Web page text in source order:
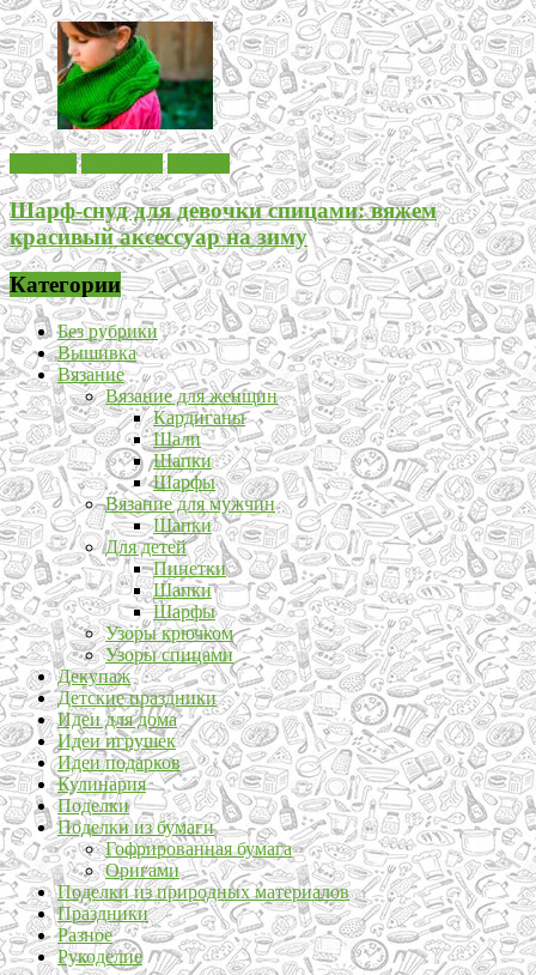
Шарф-снуд для девочки спицами: вяжем
красивый аксессуар на зиму
Категории
Без рубрики
Вышивка
Вязание
Вязание для женщин
Кардиганы
Шали
Шапки
Шарфы
Вязание для мужчин
Шапки
Для детей
Пинетки
Шапки
Шарфы
Узоры крючком
Узоры спицами
Декупаж
Детские праздники
Идеи для дома
Идеи игрушек
Идеи подарков
Кулинария
Поделки
Поделки из бумаги
Гофрированная бумага
Оригами
Поделки из природных материалов
Праздники
Разное
Рукоделие